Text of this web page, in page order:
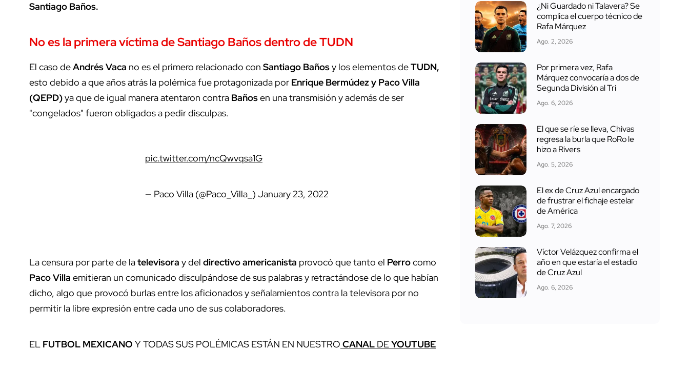
Santiago Baños.
No es la primera víctima de Santiago Baños dentro de TUDN
El caso deAndrésVaca no es el primero relacionado con Santiago Bañosy los elementos deTUDN,
esto debido a que años atrás la polémica fue protagonizada por Enrique Bermúdez y Paco Villa
(QEPD)ya que de igual manera atentaron contra Bañosen una transmisión y además de ser
"congelados" fueron obligados a pedir disculpas.
pic.twitter.com/ncQwvqsa1G
— Paco Villa (@Paco_Villa_) January 23, 2022
La censura por parte de latelevisora y del directivoamericanista provocó que tanto el Perrocomo
Paco Villa emitieran un comunicado disculpándose de sus palabras y retractándose de lo que habían
dicho, algo que provocó burlas entre los aficionados y señalamientos contra la televisora por no
permitir la libre expresión entre cada uno de sus colaboradores.
EL FUTBOL MEXICANO Y TODAS SUS POLÉMICAS ESTÁN EN NUESTRO CANAL DEYOUTUBE
¿Ni Guardado ni Talavera? Se
complica el cuerpo técnico de
Rafa Márquez
Ago. 2, 2026
Por primera vez, Rafa
Márquez convocaría a dos de
Segunda División al Tri
Ago. 6, 2026
El que se ríe se lleva, Chivas
regresa la burla que RoRo le
hizo a Rivers
Ago. 5, 2026
El ex de Cruz Azul encargado
de frustrar el fichaje estelar
de América
Ago. 7, 2026
Víctor Velázquez confirma el
año en que estaría el estadio
de Cruz Azul
Ago. 6, 2026